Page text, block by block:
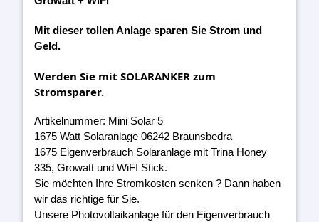
Mit dieser tollen Anlage sparen Sie Strom und
Geld.
Werden Sie mit SOLARANKER zum
Stromsparer.
Artikelnummer: Mini Solar 5
1675 Watt Solaranlage 06242 Braunsbedra
1675 Eigenverbrauch Solaranlage mit Trina Honey
335, Growatt und WiFI Stick.
Sie möchten Ihre Stromkosten senken ? Dann haben
wir das richtige für Sie.
Unsere Photovoltaikanlage für den Eigenverbrauch